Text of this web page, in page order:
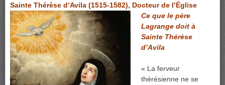
Sainte Thérèse d’Avila (1515-1582), Docteur de l’Église
Ce que le père
Lagrange doit à
Sainte Thérèse
d’Avila
« La ferveur
thérésienne ne se